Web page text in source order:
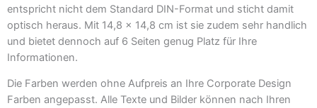
entspricht nicht dem Standard DIN-Format und sticht damit
optisch heraus. Mit 14,8 x 14,8 cm ist sie zudem sehr handlich
und bietet dennoch auf 6 Seiten genug Platz für Ihre
Informationen.
Die Farben werden ohne Aufpreis an Ihre Corporate Design
Farben angepasst. Alle Texte und Bilder können nach Ihren